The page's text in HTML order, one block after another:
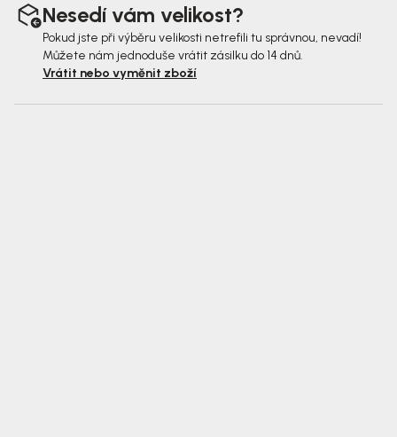
Nesedí vám velikost?
Pokud jste při výběru velikosti netrefili tu správnou, nevadí!
Můžete nám jednoduše vrátit zásilku do 14 dnů.
Vrátit nebo vyměnit zboží